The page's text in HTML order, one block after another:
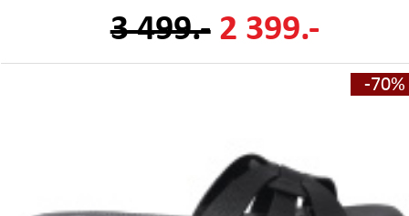
3 499.- 2 399.-
-70%